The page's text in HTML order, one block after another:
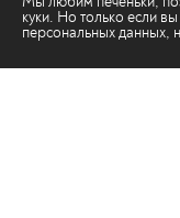
куки. Но только если вы
персональных данных,